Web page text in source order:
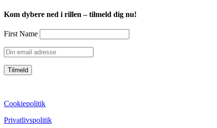
Kom dybere ned i rillen – tilmeld dig nu!
First Name
Cookiepolitik
Privatlivspolitik